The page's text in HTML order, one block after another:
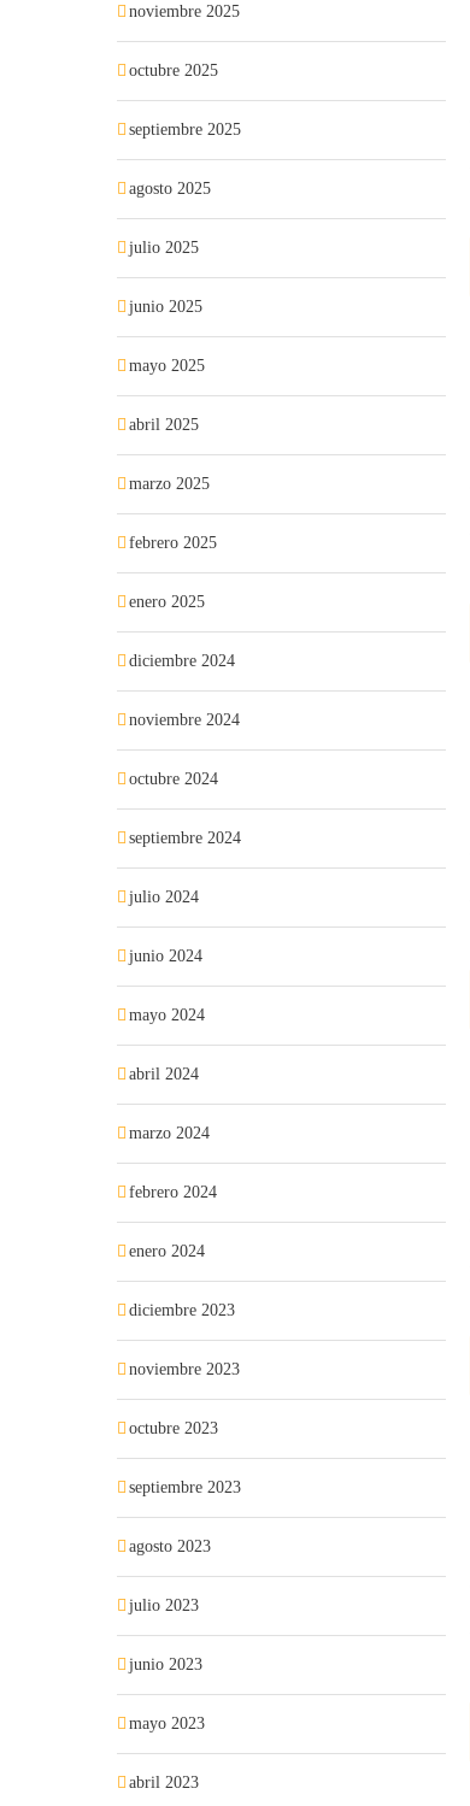
noviembre 2025
octubre 2025
septiembre 2025
agosto 2025
julio 2025
junio 2025
mayo 2025
abril 2025
marzo 2025
febrero 2025
enero 2025
diciembre 2024
noviembre 2024
octubre 2024
septiembre 2024
julio 2024
junio 2024
mayo 2024
abril 2024
marzo 2024
febrero 2024
enero 2024
diciembre 2023
noviembre 2023
octubre 2023
septiembre 2023
agosto 2023
julio 2023
junio 2023
mayo 2023
abril 2023